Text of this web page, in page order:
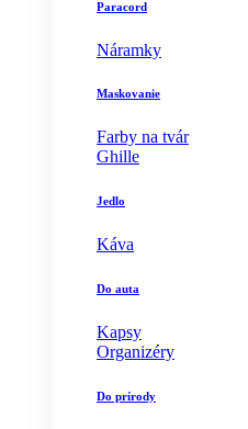
Paracord
Náramky
Maskovanie
Farby na tvár
Ghille
Jedlo
Káva
Do auta
Kapsy
Organizéry
Do prírody